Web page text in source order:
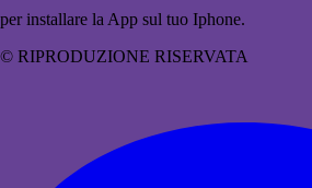
per installare la App sul tuo Iphone.
© RIPRODUZIONE RISERVATA